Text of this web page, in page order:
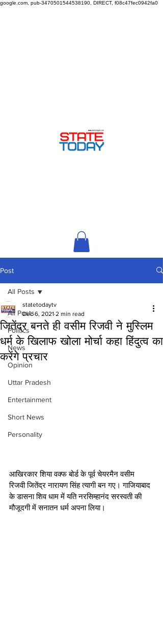
google.com, pub-3470501544538190, DIRECT, f08c47fec0942fa0
Post
All Posts
Politics
News
Opinion
Uttar Pradesh
Entertainment
Short News
Personality
All Posts
जितेंद्र बनते ही वसीम रिजवी ने मुस्लिम
धर्म के खिलाफ खोला मोर्चा कहा हिंदुत्व का
करेंगे प्रचार
statetodaytv
Dec 6, 2021 2 min read
आखिरकार शिया वक्फ बोर्ड के पूर्व चेयरमैन वसीम
रिजवी जितेंद्र नारायण सिंह त्यागी बन गए। गाजियाबाद
के डासना शिव धाम में यति नरसिम्हानंद सरस्वती की
मौजूदगी में सनातन धर्म अपना लिया।